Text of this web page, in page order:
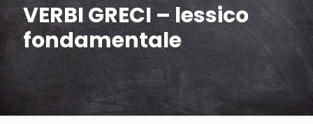
VERBI GRECI – lessico
fondamentale